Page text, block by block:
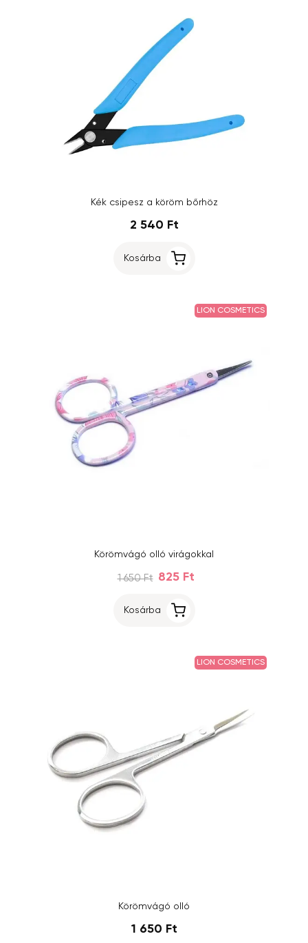
Kék csipesz a köröm bőrhöz
2 540 Ft
Kosárba
LION COSMETICS
Körömvágó olló virágokkal
1 650 Ft 825 Ft
Kosárba
LION COSMETICS
Körömvágó olló
1 650 Ft